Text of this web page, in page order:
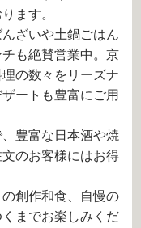
ます。
ざいや土鍋ごはん
も絶賛営業中。京
の数々をリーズナ
ートも豊富にご用
豊富な日本酒や焼
のお客様にはお得
創作和食、自慢の
までお楽しみくだ